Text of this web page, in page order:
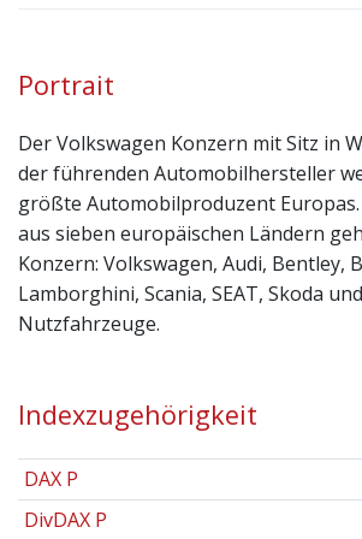
Portrait
Der Volkswagen Konzern mit Sitz in
der führenden Automobilhersteller
größte Automobilproduzent
aus sieben europäischen Ländern
Konzern: Volkswagen, Audi, Bentley,
Lamborghini, Scania, SEAT, Skoda
Nutzfahrzeuge.
Indexzugehörigkeit
DAX P
DivDAX P